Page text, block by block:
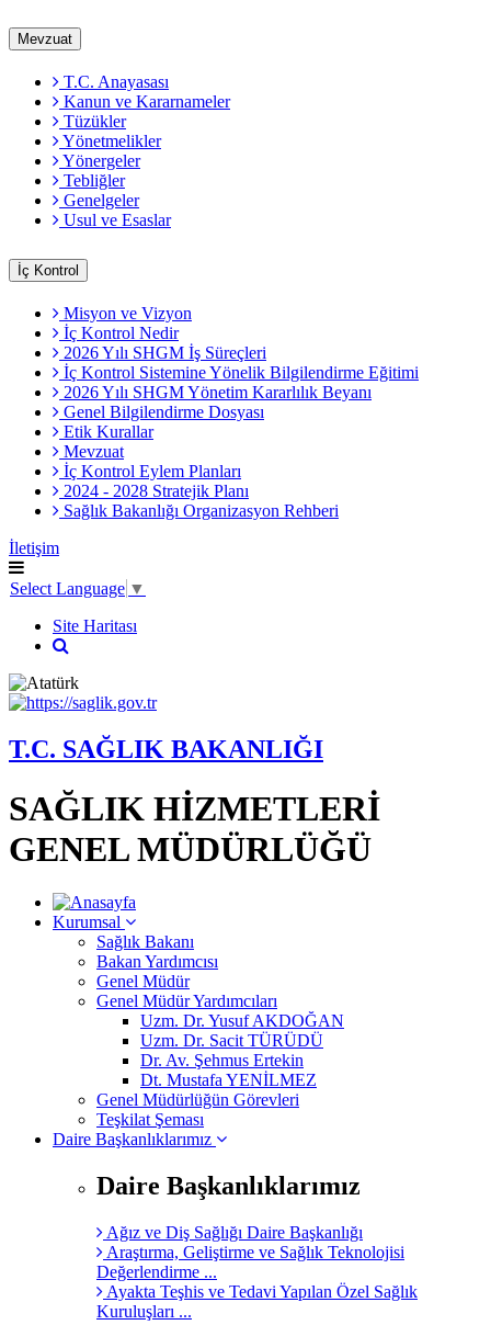
Mevzuat
T.C. Anayasası
Kanun ve Kararnameler
Tüzükler
Yönetmelikler
Yönergeler
Tebliğler
Genelgeler
Usul ve Esaslar
İç Kontrol
Misyon ve Vizyon
İç Kontrol Nedir
2026 Yılı SHGM İş Süreçleri
İç Kontrol Sistemine Yönelik Bilgilendirme Eğitimi
2026 Yılı SHGM Yönetim Kararlılık Beyanı
Genel Bilgilendirme Dosyası
Etik Kurallar
Mevzuat
İç Kontrol Eylem Planları
2024 - 2028 Stratejik Planı
Sağlık Bakanlığı Organizasyon Rehberi
İletişim
Select Language ▼
Site Haritası
T.C. SAĞLIK BAKANLIĞI
SAĞLIK HİZMETLERİ
GENEL MÜDÜRLÜĞÜ
Kurumsal
Sağlık Bakanı
Bakan Yardımcısı
Genel Müdür
Genel Müdür Yardımcıları
Uzm. Dr. Yusuf AKDOĞAN
Uzm. Dr. Sacit TÜRÜDÜ
Dr. Av. Şehmus Ertekin
Dt. Mustafa YENİLMEZ
Genel Müdürlüğün Görevleri
Teşkilat Şeması
Daire Başkanlıklarımız
Daire Başkanlıklarımız
Ağız ve Diş Sağlığı Daire Başkanlığı
Araştırma, Geliştirme ve Sağlık Teknolojisi
Değerlendirme ...
Ayakta Teşhis ve Tedavi Yapılan Özel Sağlık
Kuruluşları ...